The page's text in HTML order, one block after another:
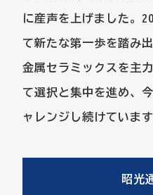
に産声を上げました。
て新たな第一歩を踏み
金属セラミックスを主
て選択と集中を進め、
ャレンジし続けています
昭光